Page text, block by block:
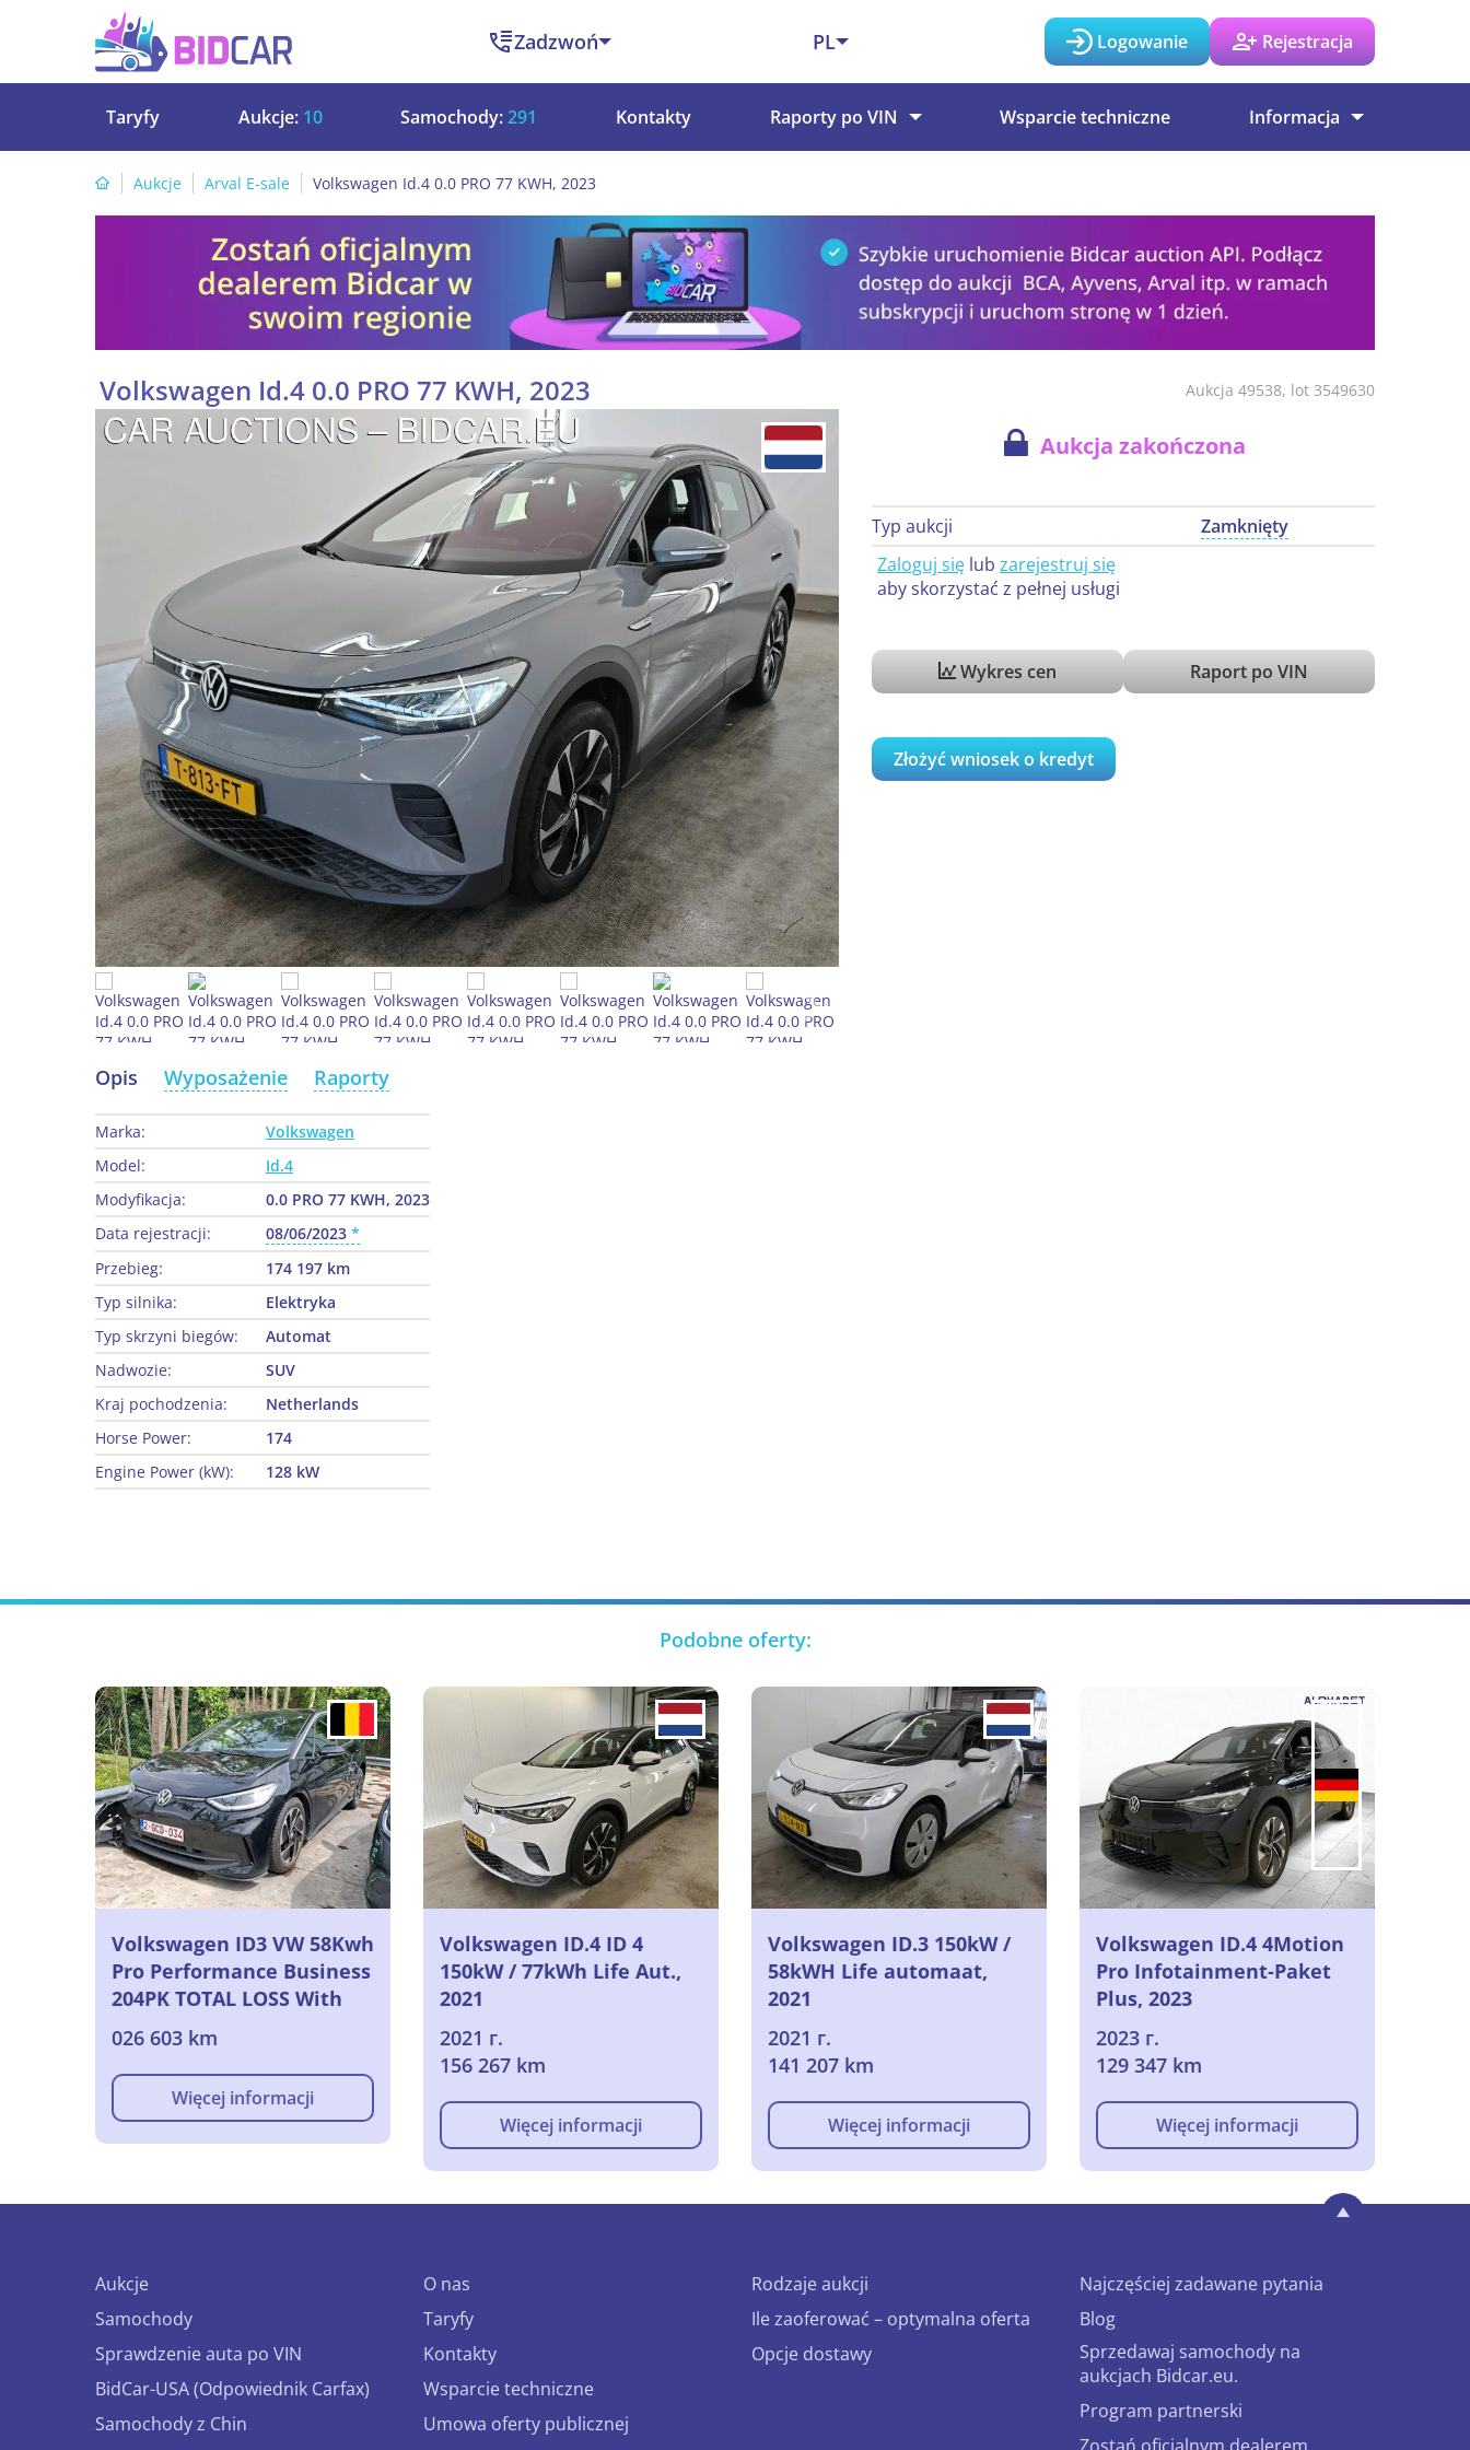
Zadzwoń PL Logowanie Rejestracja
Taryfy Aukcje: 10 Samochody:291 Kontakty Raporty po VIN Wsparcie techniczne Informacja
Aukcje Arval E-sale Volkswagen Id.4 0.0 PRO 77 KWH, 2023
Aukcja 49538, lot 3549630
Volkswagen Id.4 0.0 PRO 77 KWH, 2023
Aukcja zakończona
Typ aukcji
Zamknięty
Zaloguj się lub zarejestruj się
aby skorzystać z pełnej usługi
Wykres cen Raport po VIN
Złożyć wniosek o kredyt
Opis Wyposażenie Raporty
Marka:
Volkswagen
Model:
Id.4
Modyfikacja:
0.0 PRO 77 KWH, 2023
Data rejestracji:
08/06/2023
Przebieg:
174 197 km
Typ silnika:
Elektryka
Typ skrzyni biegów:
Automat
Nadwozie:
SUV
Kraj pochodzenia:
Netherlands
Horse Power:
174
Engine Power (kW):
128 kW
Podobne oferty:
Volkswagen ID3 VW 58Kwh
Pro Performance Business
204PK TOTAL LOSS With
Heat Pump REGISTRATION
22/10/2024 ELEC
026 603 km
Więcej informacji
Volkswagen ID.4 ID 4
150kW / 77kWh Life Aut.,
2021
2021 г.
156 267 km
Więcej informacji
Volkswagen ID.3 150kW /
58kWH Life automaat,
2021
2021 г.
141 207 km
Więcej informacji
Volkswagen ID.4 4Motion
Pro Infotainment-Paket
Plus, 2023
2023 г.
129 347 km
Więcej informacji
Aukcje
Samochody
Sprawdzenie auta po VIN
BidCar-USA (Odpowiednik Carfax)
Samochody z Chin
O nas
Taryfy
Kontakty
Wsparcie techniczne
Umowa oferty publicznej
Rodzaje aukcji
Ile zaoferować – optymalna oferta
Opcje dostawy
Najczęściej zadawane pytania
Blog
Sprzedawaj samochody na
aukcjach Bidcar.eu.
Program partnerski